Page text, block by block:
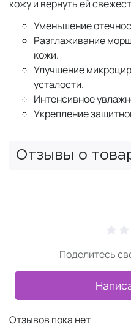
кожу и вернуть ей
Уменьшение
Разглаживание
кожи.
Улучшение
усталости.
Интенсивное
Укрепление
Отзывы о
Поделитесь
Отзывов пока нет